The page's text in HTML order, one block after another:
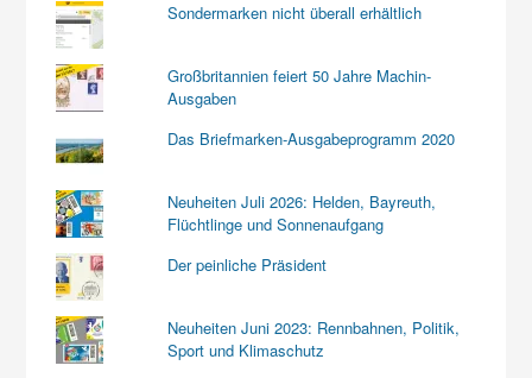
Sondermarken nicht überall erhältlich
Großbritannien feiert 50 Jahre Machin-
Ausgaben
Das Briefmarken-Ausgabeprogramm 2020
Neuheiten Juli 2026: Helden, Bayreuth,
Flüchtlinge und Sonnenaufgang
Der peinliche Präsident
Neuheiten Juni 2023: Rennbahnen, Politik,
Sport und Klimaschutz